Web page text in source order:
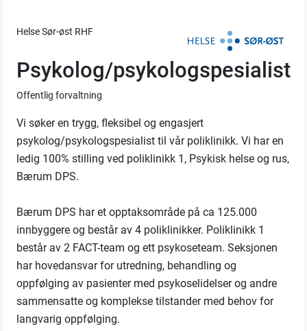
Helse Sør-øst RHF
Psykolog/psykologspesialist
Offentlig forvaltning
Vi søker en trygg, fleksibel og engasjert
psykolog/psykologspesialist til vår poliklinikk. Vi har en
ledig 100% stilling ved poliklinikk 1, Psykisk helse og rus,
Bærum DPS.
Bærum DPS har et opptaksområde på ca 125.000
innbyggere og består av 4 poliklinikker. Poliklinikk 1
består av 2 FACT-team og ett psykoseteam. Seksjonen
har hovedansvar for utredning, behandling og
oppfølging av pasienter med psykoselidelser og andre
sammensatte og komplekse tilstander med behov for
langvarig oppfølging.